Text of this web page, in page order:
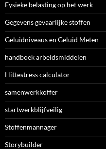
Fysieke belasting op het werk
Gegevens gevaarlijke stoffen
Geluidniveaus en Geluid Meten
handboek arbeidsmiddelen
Hittestress calculator
samenwerkkoffer
startwerkblijfveilig
Stoffenmannager
Storybuilder